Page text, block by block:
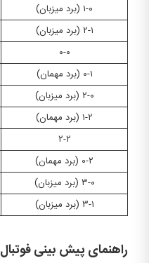
۱-۰ (برد میزبان)
۲-۱ (برد میزبان)
۰-۰
۰-۱ (برد مهمان)
۲-۰ (برد میزبان)
۱-۲ (برد مهمان)
۲-۲
۰-۲ (برد مهمان)
۳-۰ (برد میزبان)
۳-۱ (برد میزبان)
راهنمای پیش بینی فوتبال